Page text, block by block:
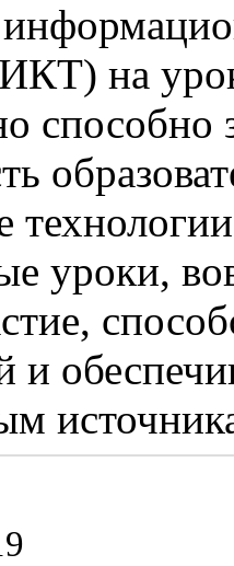
на
способно
уроки,
и